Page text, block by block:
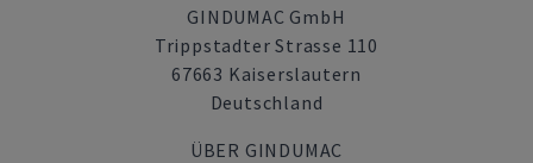
GINDUMAC GmbH
Trippstadter Strasse 110
67663 Kaiserslautern
Deutschland
ÜBER GINDUMAC